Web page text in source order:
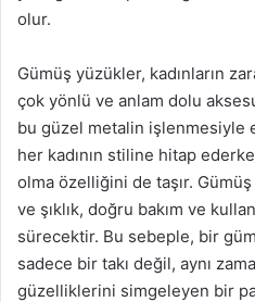
olur.
Gümüş yüzükler, kadınların
çok yönlü ve anlam dolu
bu güzel metalin işlenmesiyle
her kadının stiline hitap
olma özelliğini de taşır.
ve şıklık, doğru bakım ve
sürecektir. Bu sebeple, bir
sadece bir takı değil, aynı
güzelliklerini simgeleyen bir